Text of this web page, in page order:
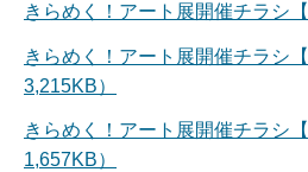
きらめく！アート展開催チラシ
きらめく！アート展開催チラシ
3,215KB）
きらめく！アート展開催チラシ
1,657KB）